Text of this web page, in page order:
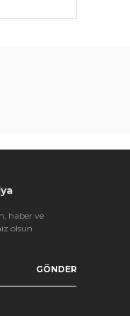
haber ve
olsun
GÖNDER